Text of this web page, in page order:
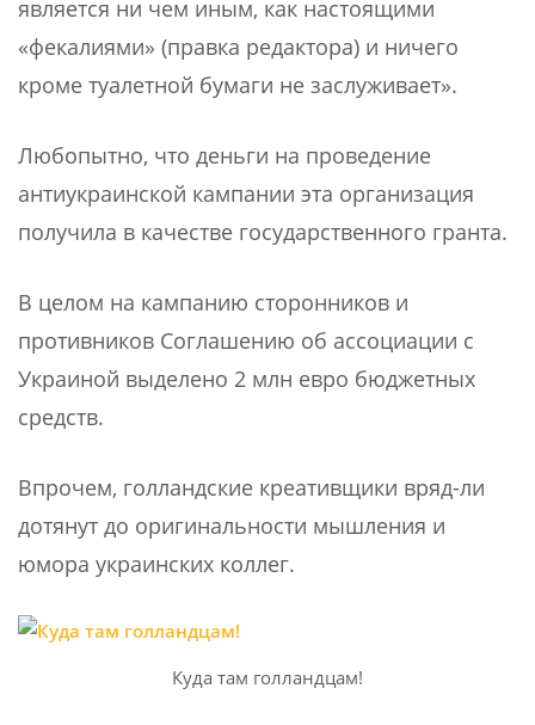
является ни чем иным, как настоящими
«фекалиями» (правка редактора) и ничего
кроме туалетной бумаги не заслуживает».
Любопытно, что деньги на проведение
антиукраинской кампании эта организация
получила в качестве государственного гранта.
В целом на кампанию сторонников и
противников Соглашению об ассоциации с
Украиной выделено 2 млн евро бюджетных
средств.
Впрочем, голландские креативщики вряд-ли
дотянут до оригинальности мышления и
юмора украинских коллег.
Куда там голландцам!